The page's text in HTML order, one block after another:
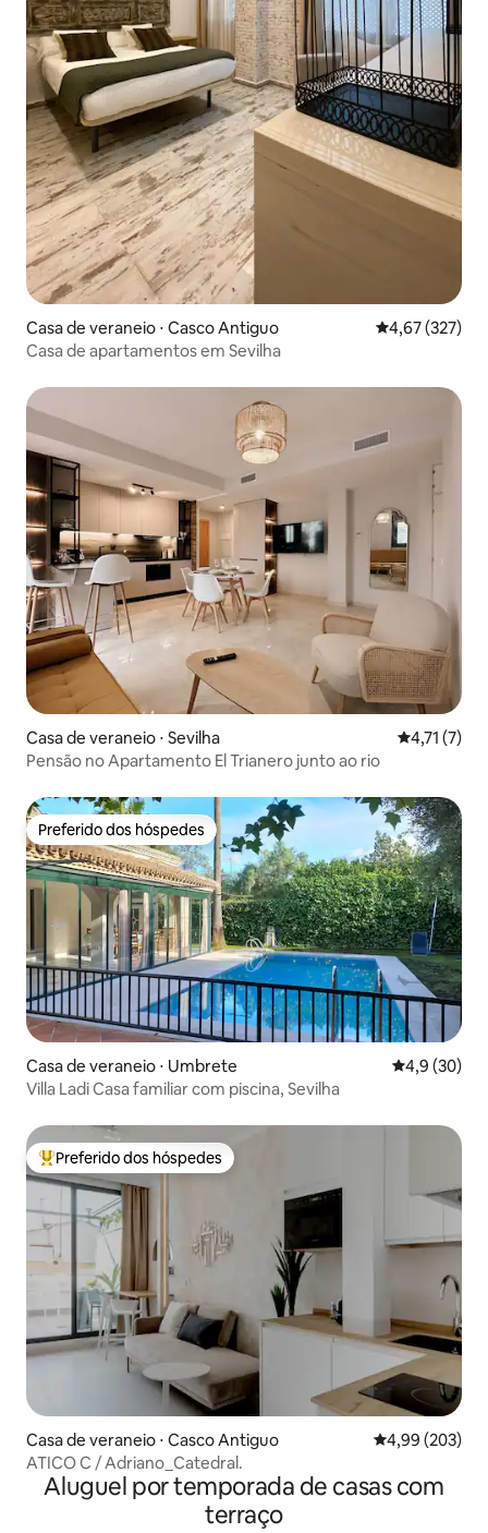
Casa de veraneio ⋅ Casco Antiguo 4,67 de uma
4,67 (327)
Casa de apartamentos em Sevilha
Casa de veraneio ⋅ Sevilha 4,71 de
4,71 (7)
Pensão no Apartamento El Trianero junto ao rio
Preferido dos hóspedes
Preferido dos hóspedes
Casa de veraneio ⋅ Umbrete 4,9 de uma
4,9 (30)
Villa Ladi Casa familiar com piscina, Sevilha
Entre os melhores preferidos dos hóspedes
Preferido dos hóspedes
Casa de veraneio ⋅ Casco Antiguo 4,99 de uma
4,99 (203)
ATICO C / Adriano_Catedral.
Aluguel por temporada de casas com
terraço